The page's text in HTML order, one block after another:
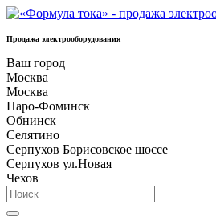
Продажа электрооборудования
Ваш город
Москва
Москва
Наро-Фоминск
Обнинск
Селятино
Серпухов Борисовское шоссе
Серпухов ул.Новая
Чехов